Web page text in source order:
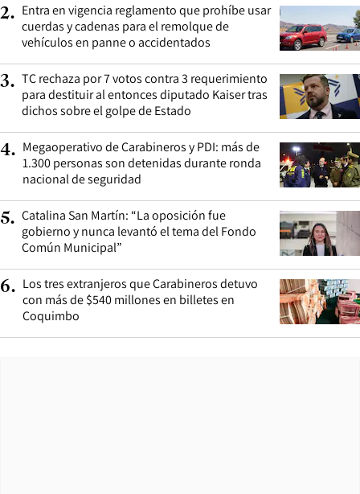
2. Entra en vigencia reglamento que prohíbe usar
cuerdas y cadenas para el remolque de
vehículos en panne o accidentados
3. TC rechaza por 7 votos contra 3 requerimiento
para destituir al entonces diputado Kaiser tras
dichos sobre el golpe de Estado
4. Megaoperativo de Carabineros y PDI: más de
1.300 personas son detenidas durante ronda
nacional de seguridad
5. Catalina San Martín: “La oposición fue
gobierno y nunca levantó el tema del Fondo
Común Municipal”
6. Los tres extranjeros que Carabineros detuvo
con más de $540 millones en billetes en
Coquimbo